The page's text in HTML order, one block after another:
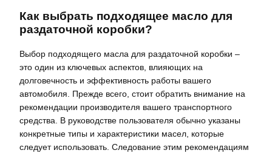
Как выбрать подходящее масло для
раздаточной коробки?
Выбор подходящего масла для раздаточной коробки –
это один из ключевых аспектов, влияющих на
долговечность и эффективность работы вашего
автомобиля. Прежде всего, стоит обратить внимание на
рекомендации производителя вашего транспортного
средства. В руководстве пользователя обычно указаны
конкретные типы и характеристики масел, которые
следует использовать. Следование этим рекомендациям